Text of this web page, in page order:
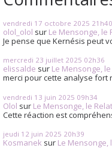
vendredi 17 octobre 2025 21h40
olol_olol sur Le Mensonge, le
Je pense que Kernésis peut
mercredi 23 juillet 2025 02h36
elissalde sur Le Mensonge,
merci pour cette analyse fort
vendredi 13 juin 2025 09h34
Olol sur Le Mensonge, le
Cette réaction est
jeudi 12 juin 2025 20h39
Kosmanek sur Le Mensonge,